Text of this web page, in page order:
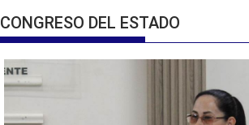
CONGRESO DEL ESTADO